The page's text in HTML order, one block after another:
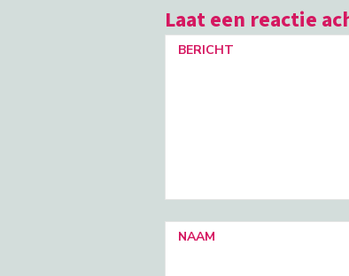
Laat een reactie
BERICHT
NAAM